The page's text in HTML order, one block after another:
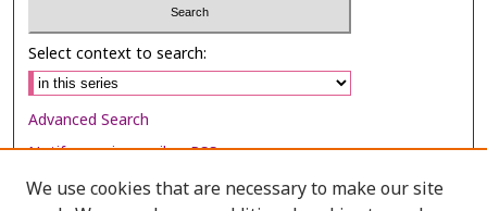
Select context to search:
Advanced Search
Notify me via email orRSS
We use cookies that are necessary to make our site